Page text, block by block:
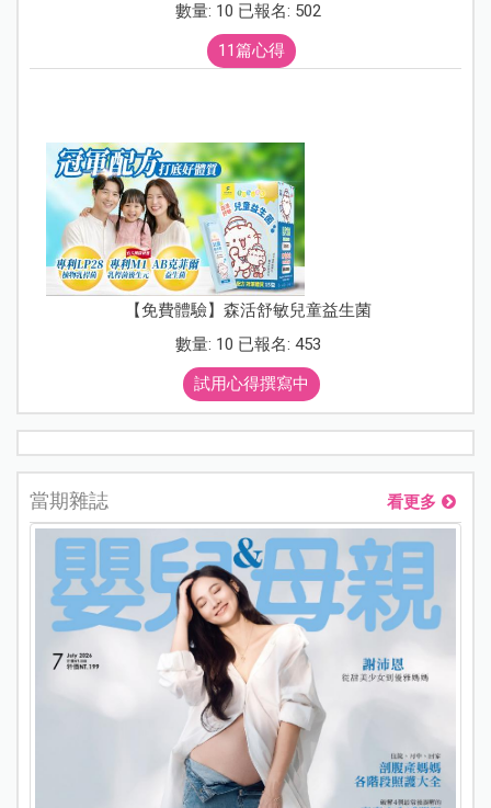
數量: 10 已報名: 502
11篇心得
【免費體驗】森活舒敏兒童益生菌
數量: 10 已報名: 453
試用心得撰寫中
當期雜誌 看更多